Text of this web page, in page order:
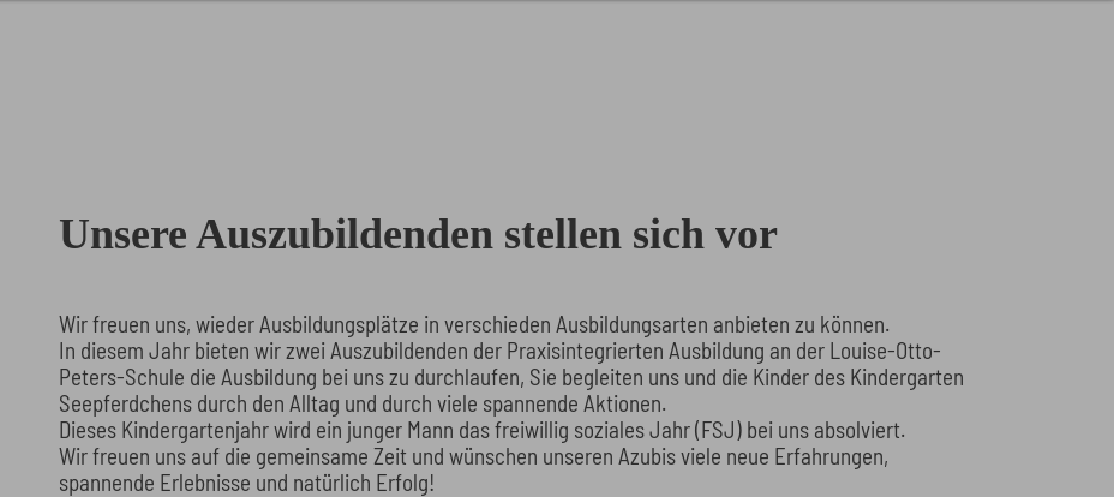
Unsere Auszubildenden stellen sich vor
Wir freuen uns, wieder Ausbildungsplätze in verschieden Ausbildungsarten anbieten zu können.
In diesem Jahr bieten wir zwei Auszubildenden der Praxisintegrierten Ausbildung an der Louise-Otto-
Peters-Schule die Ausbildung bei uns zu durchlaufen, Sie begleiten uns und die Kinder des Kindergarten
Seepferdchens durch den Alltag und durch viele spannende Aktionen.
Dieses Kindergartenjahr wird ein junger Mann das freiwillig soziales Jahr (FSJ) bei uns absolviert.
Wir freuen uns auf die gemeinsame Zeit und wünschen unseren Azubis viele neue Erfahrungen,
spannende Erlebnisse und natürlich Erfolg!